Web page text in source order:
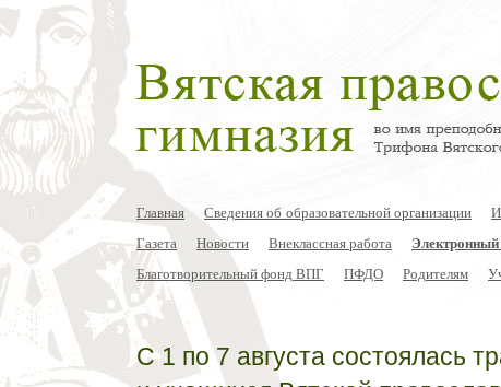
Главная Сведения об образовательной организации
Газета
Новости Внеклассная работа
Благотворительный фонд ВПГ
ПФДО Родителям
С 1 по 7 августа состоялась